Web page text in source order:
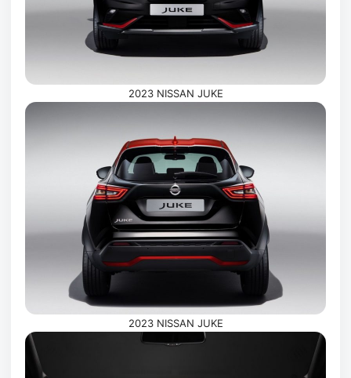
2023 NISSAN JUKE
2023 NISSAN JUKE